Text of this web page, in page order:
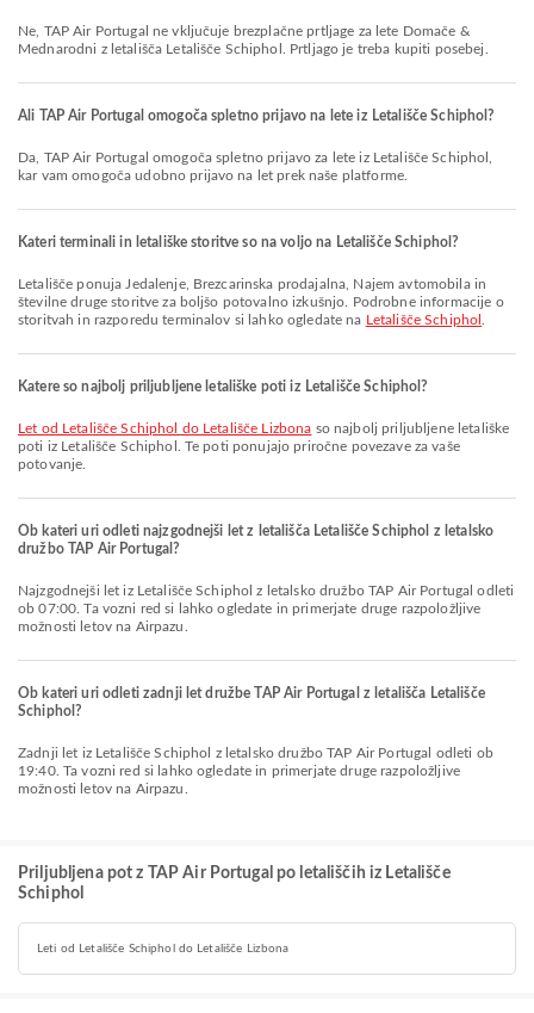
Ne, TAP Air Portugal ne vključuje brezplačne prtljage za lete Domače &
Mednarodni z letališča Letališče Schiphol. Prtljago je treba kupiti posebej.
Ali TAP Air Portugal omogoča spletno prijavo na lete iz Letališče Schiphol?
Da, TAP Air Portugal omogoča spletno prijavo za lete iz Letališče Schiphol,
kar vam omogoča udobno prijavo na let prek naše platforme.
Kateri terminali in letališke storitve so na voljo na Letališče Schiphol?
Letališče ponuja Jedalenje, Brezcarinska prodajalna, Najem avtomobila in
številne druge storitve za boljšo potovalno izkušnjo. Podrobne informacije o
storitvah in razporedu terminalov si lahko ogledate na Letališče Schiphol
Katere so najbolj priljubljene letališke poti iz Letališče Schiphol?
let od Letališče Schiphol do Letališče Lizbona so najbolj priljubljene letališke
poti iz Letališče Schiphol. Te poti ponujajo priročne povezave za vaše
potovanje.
Ob kateri uri odleti najzgodnejši let z letališča Letališče Schiphol z letalsko
družbo TAP Air Portugal?
Najzgodnejši let iz Letališče Schiphol z letalsko družbo TAP Air Portugal odleti
ob 07:00. Ta vozni red si lahko ogledate in primerjate druge razpoložljive
možnosti letov na Airpazu.
Ob kateri uri odleti zadnji let družbe TAP Air Portugal z letališča Letališče
Schiphol?
Zadnji let iz Letališče Schiphol z letalsko družbo TAP Air Portugal odleti ob
19:40. Ta vozni red si lahko ogledate in primerjate druge razpoložljive
možnosti letov na Airpazu.
Priljubljena pot z TAP Air Portugal po letališčih iz Letališče
Schiphol
Leti od Letališče Schiphol do Letališče Lizbona